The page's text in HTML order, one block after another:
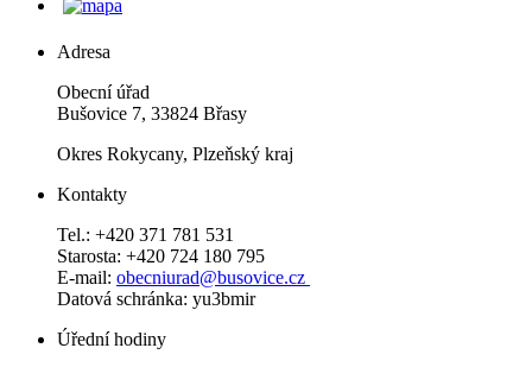
Adresa
Obecní úřad
Bušovice 7, 33824 Břasy
Okres Rokycany, Plzeňský kraj
Kontakty
Tel.: +420 371 781 531
Starosta: +420 724 180 795
E-mail: obecniurad@busovice.cz
Datová schránka: yu3bmir
Úřední hodiny